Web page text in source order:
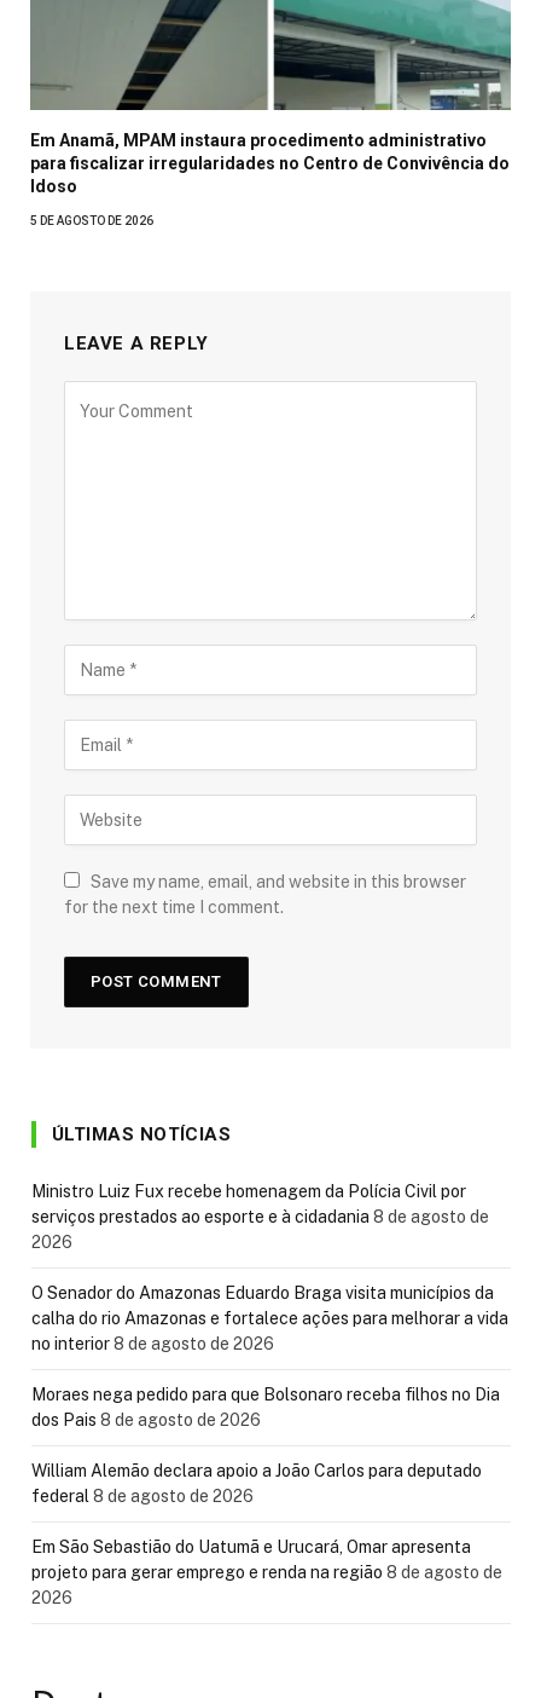
Em Anamã, MPAM instaura procedimento administrativo
para fiscalizar irregularidades no Centro de Convivência do
Idoso
5 DE AGOSTO DE 2026
LEAVE A REPLY
Save my name, email, and website in this browser
for the next time I comment.
ÚLTIMAS NOTÍCIAS
Ministro Luiz Fux recebe homenagem da Polícia Civil por
serviços prestados ao esporte e à cidadania 8 de agosto de
2026
O Senador do Amazonas Eduardo Braga visita municípios da
calha do rio Amazonas e fortalece ações para melhorar a vida
no interior8 de agosto de 2026
Moraes nega pedido para que Bolsonaro receba filhos no Dia
dos Pais 8 de agosto de 2026
William Alemão declara apoio a João Carlos para deputado
federal 8 de agosto de 2026
Em São Sebastião do Uatumã e Urucará, Omar apresenta
projeto para gerar emprego e renda na região 8 de agosto de
2026